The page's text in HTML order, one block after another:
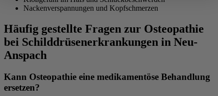
Nackenverspannungen und Kopfschmerzen
Häufig gestellte Fragen zur Osteopathie
bei Schilddrüsenerkrankungen in Neu-
Anspach
Kann Osteopathie eine medikamentöse Behandlung
ersetzen?